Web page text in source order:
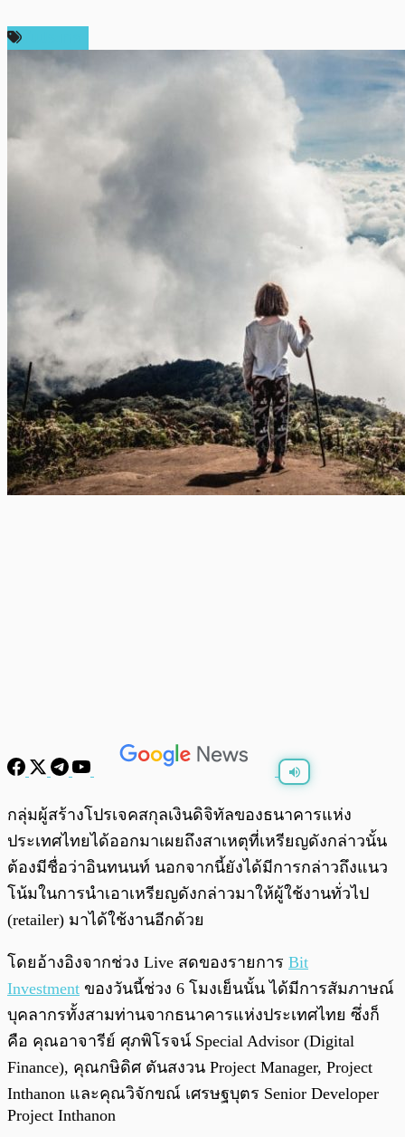
พร้อมเล่น /
กลุ่มผู้สร้างโปรเจคสกุลเงินดิจิทัลของธนาคารแห่ง
ประเทศไทยได้ออกมาเผยถึงสาเหตุที่เหรียญดังกล่าวนั้น
ต้องมีชื่อว่าอินทนนท์ นอกจากนี้ยังได้มีการกล่าวถึงแนว
โน้มในการนำเอาเหรียญดังกล่าวมาให้ผู้ใช้งานทั่วไป
(retailer) มาได้ใช้งานอีกด้วย
โดยอ้างอิงจากช่วง Live สดของรายการ Bit
Investment ของวันนี้ช่วง 6 โมงเย็นนั้น ได้มีการสัมภาษณ์
บุคลากรทั้งสามท่านจากธนาคารแห่งประเทศไทย ซึ่งก็
คือ คุณอาจารีย์ ศุภพิโรจน์ Special Advisor (Digital
Finance), คุณกษิดิศ ตันสงวน Project Manager, Project
Inthanon และคุณวิจักขณ์ เศรษฐบุตร Senior Developer
Project Inthanon